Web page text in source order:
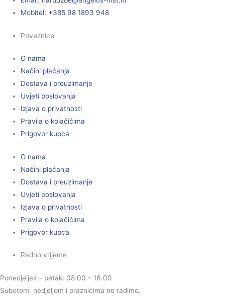
Mobitel: +385 98 1893 948
Poveznice
O nama
Načini plaćanja
Dostava i preuzimanje
Uvjeti poslovanja
Izjava o privatnosti
Pravila o kolačićima
Prigovor kupca
O nama
Načini plaćanja
Dostava i preuzimanje
Uvjeti poslovanja
Izjava o privatnosti
Pravila o kolačićima
Prigovor kupca
Radno vrijeme
Ponedjeljak – petak: 08.00 – 16.00
Subotom, nedjeljom i praznicima ne radimo.